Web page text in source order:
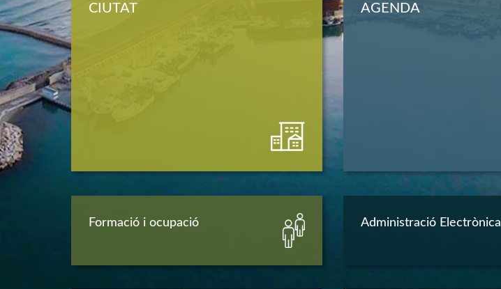
CIUTAT AGENDA
Formació i ocupació Administració Electrònica